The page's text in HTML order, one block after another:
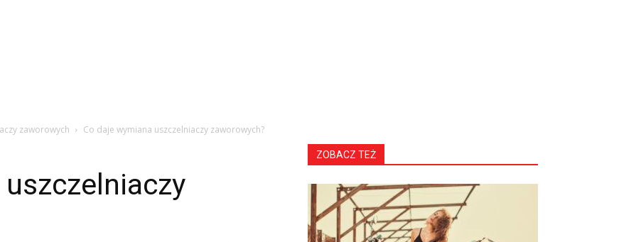
zaworowych Co daje wymiana uszczelniaczy zaworowych?
ZOBACZ TEŻ